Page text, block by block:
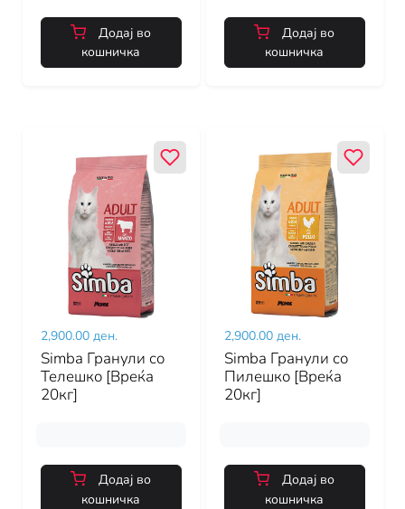
Додај во
кошничка
Додај во
кошничка
2,900.00 ден.
Simba Гранули со
Телешко [Вреќа
20кг]
Додај во
кошничка
2,900.00 ден.
Simba Гранули со
Пилешко [Вреќа
20кг]
Додај во
кошничка